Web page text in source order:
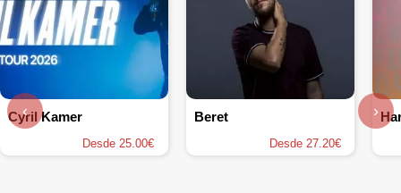
Cyril Kamer
Desde 25.00€
Beret
Desde 27.20€
‹ ›